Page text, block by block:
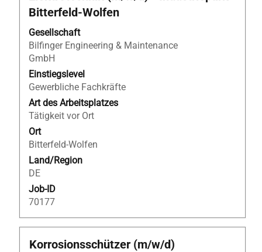
Bitterfeld‑Wolfen
Gesellschaft
Bilfinger Engineering & Maintenance
GmbH
Einstiegslevel
Gewerbliche Fachkräfte
Art des Arbeitsplatzes
Tätigkeit vor Ort
Ort
Bitterfeld-Wolfen
Land/Region
DE
Job-ID
70177
die
Leertaste,
um
die
Stelleninformationen
vollständig
anzuzeigen.
Stellenbezeichnung
Korrosionsschützer (m/w/d)
Drücken